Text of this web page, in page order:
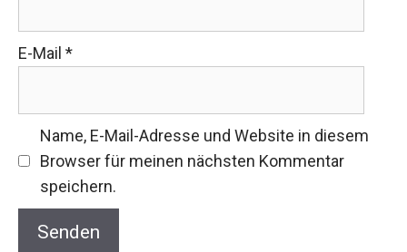
E-Mail *
Name, E-Mail-Adresse und Website in diesem
Browser für meinen nächsten Kommentar
speichern.